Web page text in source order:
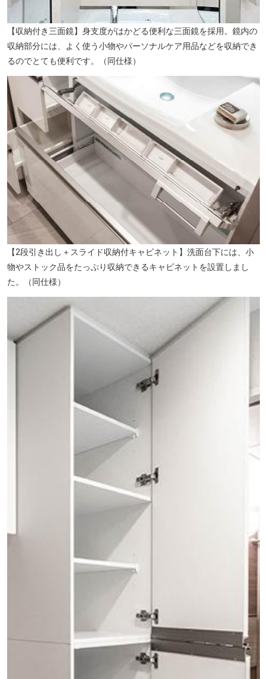
【収納付き三面鏡】身支度がはかどる便利な三面鏡を採用。鏡内の
収納部分には、よく使う小物やパーソナルケア用品などを収納でき
るのでとても便利です。（同仕様）
【2段引き出し＋スライド収納付キャビネット】洗面台下には、小
物やストック品をたっぷり収納できるキャビネットを設置しまし
た。（同仕様）